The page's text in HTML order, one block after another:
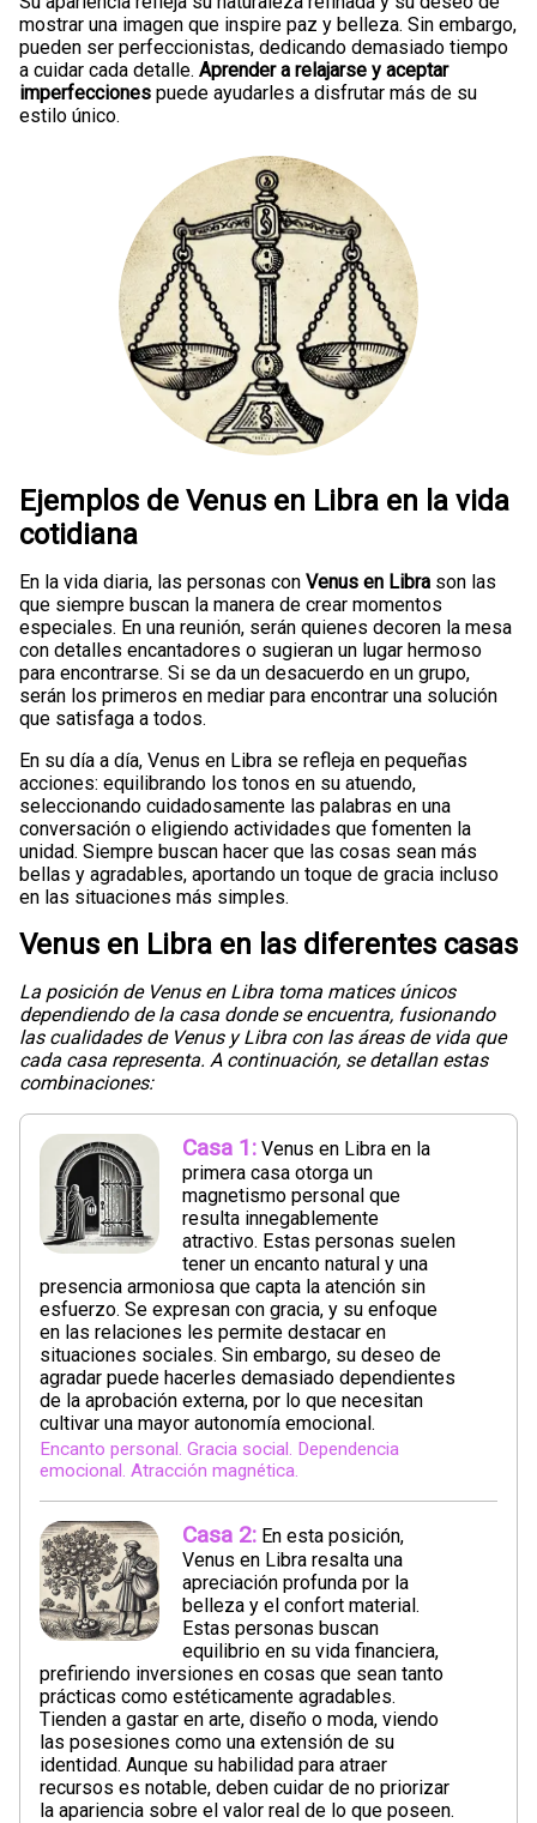
mostrar una imagen que inspire paz y belleza. Sin embargo,
pueden ser perfeccionistas, dedicando demasiado tiempo
a cuidar cada detalle. Aprender a relajarse y aceptar
imperfecciones puede ayudarles a disfrutar más de su
estilo único.
Ejemplos de Venus en Libra en la vida
cotidiana
En la vida diaria, las personas con Venus en Libra son las
que siempre buscan la manera de crear momentos
especiales. En una reunión, serán quienes decoren la mesa
con detalles encantadores o sugieran un lugar hermoso
para encontrarse. Si se da un desacuerdo en un grupo,
serán los primeros en mediar para encontrar una solución
que satisfaga a todos.
En su día a día, Venus en Libra se refleja en pequeñas
acciones: equilibrando los tonos en su atuendo,
seleccionando cuidadosamente las palabras en una
conversación o eligiendo actividades que fomenten la
unidad. Siempre buscan hacer que las cosas sean más
bellas y agradables, aportando un toque de gracia incluso
en las situaciones más simples.
Venus en Libra en las diferentes casas
La posición de Venus en Libra toma matices únicos
dependiendo de la casa donde se encuentra, fusionando
las cualidades de Venus y Libra con las áreas de vida que
cada casa representa. A continuación, se detallan estas
combinaciones:
Casa 1: Venus en Libra en la
primera casa otorga un
magnetismo personal que
resulta innegablemente
atractivo. Estas personas suelen
tener un encanto natural y una
presencia armoniosa que capta la atención sin
esfuerzo. Se expresan con gracia, y su enfoque
en las relaciones les permite destacar en
situaciones sociales. Sin embargo, su deseo de
agradar puede hacerles demasiado dependientes
de la aprobación externa, por lo que necesitan
cultivar una mayor autonomía emocional.
Encanto personal. Gracia social. Dependencia
emocional. Atracción magnética.
Casa 2: En esta posición,
Venus en Libra resalta una
apreciación profunda por la
belleza y el confort material.
Estas personas buscan
equilibrio en su vida financiera,
prefiriendo inversiones en cosas que sean tanto
prácticas como estéticamente agradables.
Tienden a gastar en arte, diseño o moda, viendo
las posesiones como una extensión de su
identidad. Aunque su habilidad para atraer
recursos es notable, deben cuidar de no priorizar
la apariencia sobre el valor real de lo que poseen.